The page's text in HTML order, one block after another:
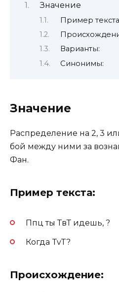
Значение
Пример
Варианты:
Синонимы:
Значение
Распределение на 2, 3
бой между ними за
Фан.
Пример текста:
Ппц ты ТвТ идешь, ?
Когда TvT?
Происхождение: